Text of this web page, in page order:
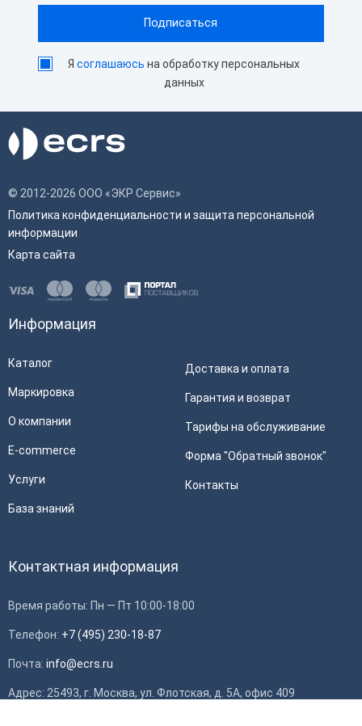
Ясоглашаюсь на обработку персональных
данных
© 2012-2026 ООО «ЭКР Сервис»
Политика конфиденциальности и защита персональной
информации
Карта сайта
Информация
Каталог
Маркировка
О компании
E-commerce
Услуги
База знаний
Доставка и оплата
Гарантия и возврат
Тарифы на обслуживание
Форма "Обратный звонок"
Контакты
Контактная информация
Время работы: Пн — Пт 10:00-18:00
Телефон: +7 (495) 230-18-87
Почта: info@ecrs.ru
Адрес: 25493, г. Москва, ул. Флотская, д. 5А, офис 409